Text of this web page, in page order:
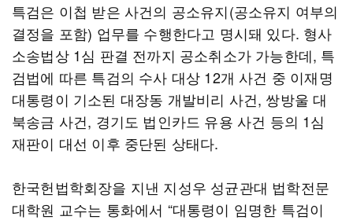
특검은 이첩 받은 사건의 공소유지(공소유지 여부의
결정을 포함) 업무를 수행한다고 명시돼 있다. 형사
소송법상 1심 판결 전까지 공소취소가 가능한데, 특
검법에 따른 특검의 수사 대상 12개 사건 중 이재명
대통령이 기소된 대장동 개발비리 사건, 쌍방울 대
북송금 사건, 경기도 법인카드 유용 사건 등의 1심
재판이 대선 이후 중단된 상태다.
한국헌법학회장을 지낸 지성우 성균관대 법학전문
대학원 교수는 통화에서 “대통령이 임명한 특검이